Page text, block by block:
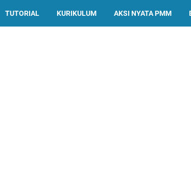
TUTORIAL KURIKULUM AKSI NYATA PMM